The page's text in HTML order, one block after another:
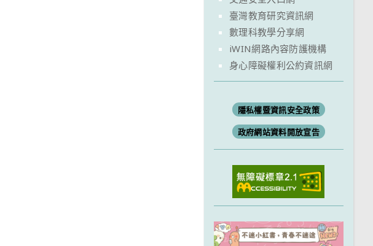
臺灣教育研究資訊網
數理科教學分享網
iWIN網路內容防護機構
身心障礙權利公約資訊網
隱私權暨資訊安全政策
政府網站資料開放宣告